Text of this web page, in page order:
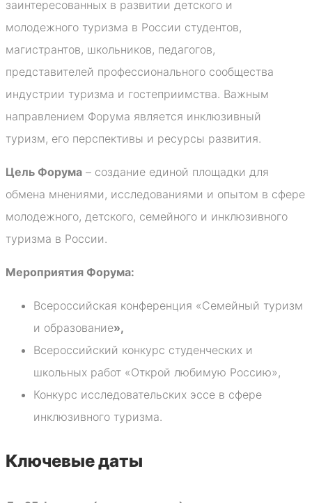
заинтересованных в развитии детского и
молодежного туризма в России студентов,
магистрантов, школьников, педагогов,
представителей профессионального сообщества
индустрии туризма и гостеприимства. Важным
направлением Форума является инклюзивный
туризм, его перспективы и ресурсы развития.
Цель Форума – создание единой площадки для
обмена мнениями, исследованиями и опытом в сфере
молодежного, детского, семейного и инклюзивного
туризма в России.
Мероприятия Форума:
Всероссийская конференция «Семейный туризм
и образование»,
Всероссийский конкурс студенческих и
школьных работ «Открой любимую Россию»,
Конкурс исследовательских эссе в сфере
инклюзивного туризма.
Ключевые даты